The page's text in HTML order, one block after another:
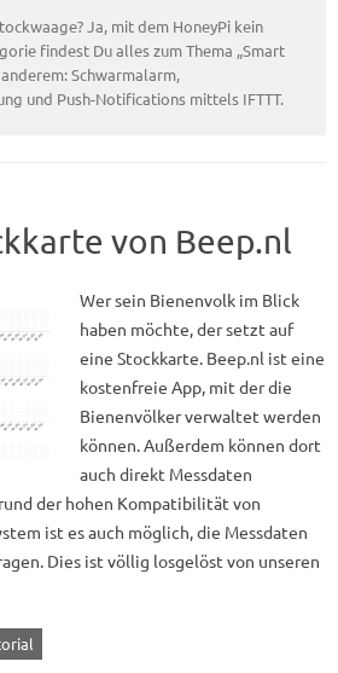
Ja, mit dem HoneyPi kein
findest Du alles zum Thema „Smart
Schwarmalarm,
und Push-Notifications mittels IFTTT.
von Beep.nl
Wer sein Bienenvolk im Blick
haben möchte, der setzt auf
eine Stockkarte. Beep.nl ist eine
kostenfreie App, mit der die
Bienenvölker verwaltet werden
können. Außerdem können dort
auch direkt Messdaten
der hohen Kompatibilität von
ist es auch möglich, die Messdaten
Dies ist völlig losgelöst von unseren